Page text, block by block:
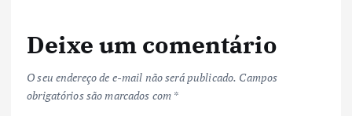
Deixe um comentário
O seu endereço de e-mail não será publicado. Campos
obrigatórios são marcados com *